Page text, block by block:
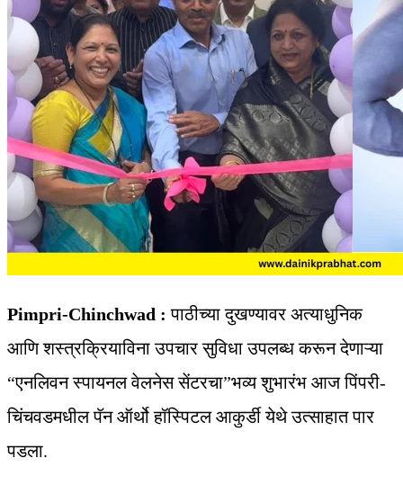
Pimpri-Chinchwad : पाठीच्या दुखण्यावर अत्याधुनिक
आणि शस्त्रक्रियाविना उपचार सुविधा उपलब्ध करून देणाऱ्या
“एनलिवन स्पायनल वेलनेस सेंटरचा”भव्य शुभारंभ आज पिंपरी-
चिंचवडमधील पॅन ऑर्थो हॉस्पिटल आकुर्डी येथे उत्साहात पार
पडला.